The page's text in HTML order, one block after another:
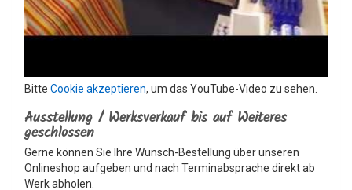
Bitte Cookie akzeptieren, um das YouTube-Video zu sehen.
Ausstellung / Werksverkauf bis auf Weiteres
geschlossen
Gerne können Sie Ihre Wunsch-Bestellung über unseren
Onlineshop aufgeben und nach Terminabsprache direkt ab
Werk abholen.